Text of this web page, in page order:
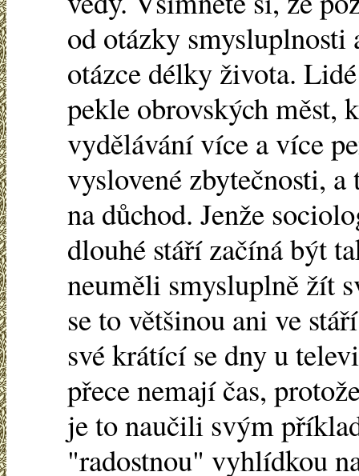
od otázky
otázce délky života.
pekle obrovských měst,
vydělávání více a více
vyslovené zbytečnosti, a
na důchod. Jenže
dlouhé stáří začíná být
neuměli smysluplně žít
se to většinou ani ve
své krátící se dny u
přece nemají čas,
je to naučili svým
"radostnou" vyhlídkou